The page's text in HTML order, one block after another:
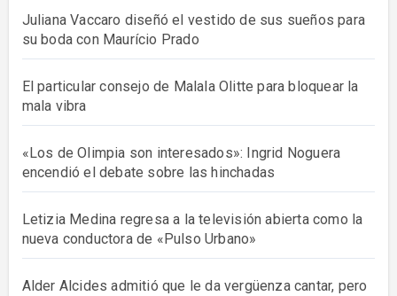
Juliana Vaccaro diseñó el vestido de sus sueños para
su boda con Maurício Prado
El particular consejo de Malala Olitte para bloquear la
mala vibra
«Los de Olimpia son interesados»: Ingrid Noguera
encendió el debate sobre las hinchadas
Letizia Medina regresa a la televisión abierta como la
nueva conductora de «Pulso Urbano»
Alder Alcides admitió que le da vergüenza cantar, pero